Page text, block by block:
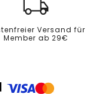
Versand für
Member ab 29€